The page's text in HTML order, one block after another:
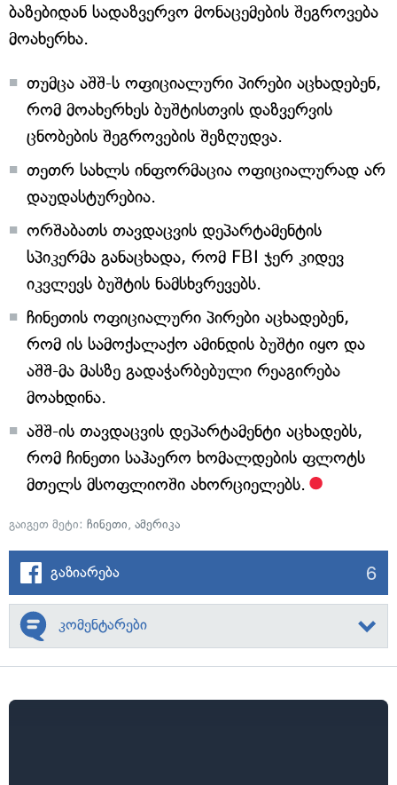
ბაზებიდან სადაზვერვო მონაცემების შეგროვება
მოახერხა.
თუმცა აშშ-ს ოფიციალური პირები აცხადებენ,
რომ მოახერხეს ბუშტისთვის დაზვერვის
ცნობების შეგროვების შეზღუდვა.
თეთრ სახლს ინფორმაცია ოფიციალურად არ
დაუდასტურებია.
ორშაბათს თავდაცვის დეპარტამენტის
სპიკერმა განაცხადა, რომ FBI ჯერ კიდევ
იკვლევს ბუშტის ნამსხვრევებს.
ჩინეთის ოფიციალური პირები აცხადებენ,
რომ ის სამოქალაქო ამინდის ბუშტი იყო და
აშშ-მა მასზე გადაჭარბებული რეაგირება
მოახდინა.
აშშ-ის თავდაცვის დეპარტამენტი აცხადებს,
რომ ჩინეთი საჰაერო ხომალდების ფლოტს
მთელს მსოფლიოში ახორციელებს.
გაიგეთ მეტი: ჩინეთი, ამერიკა
გაზიარება 6
კომენტარები